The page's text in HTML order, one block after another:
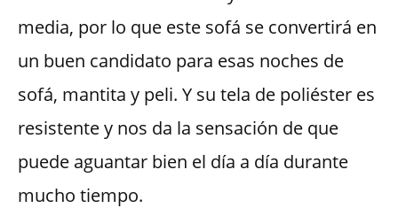
media, por lo que este sofá se convertirá en
un buen candidato para esas noches de
sofá, mantita y peli. Y su tela de poliéster es
resistente y nos da la sensación de que
puede aguantar bien el día a día durante
mucho tiempo.